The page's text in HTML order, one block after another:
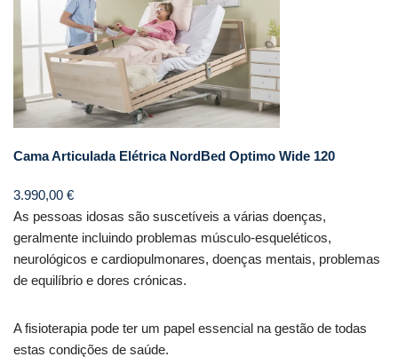
Cama Articulada Elétrica NordBed Optimo Wide 120
3.990,00 €
As pessoas idosas são suscetíveis a várias doenças,
geralmente incluindo problemas músculo-esqueléticos,
neurológicos e cardiopulmonares, doenças mentais, problemas
de equilíbrio e dores crónicas.
A fisioterapia pode ter um papel essencial na gestão de todas
estas condições de saúde.